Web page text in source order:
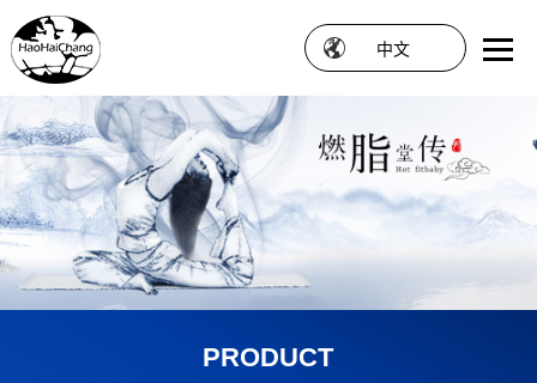
中文
PRODUCT